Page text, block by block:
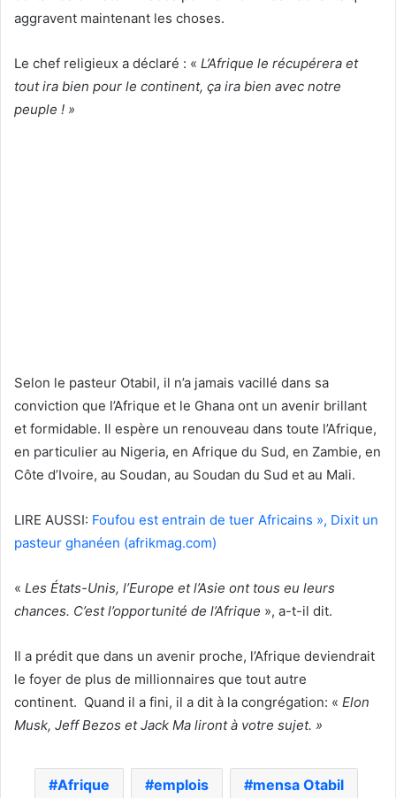
aggravent maintenant les choses.
Le chef religieux a déclaré : « L’Afrique le récupérera et
tout ira bien pour le continent, ça ira bien avec notre
peuple ! »
Selon le pasteur Otabil, il n’a jamais vacillé dans sa
conviction que l’Afrique et le Ghana ont un avenir brillant
et formidable. Il espère un renouveau dans toute l’Afrique,
en particulier au Nigeria, en Afrique du Sud, en Zambie, en
Côte d’Ivoire, au Soudan, au Soudan du Sud et au Mali.
LIRE AUSSI: Foufou est entrain de tuer Africains », Dixit un
pasteur ghanéen (afrikmag.com)
« Les États-Unis, l’Europe et l’Asie ont tous eu leurs
chances. C’est l’opportunité de l’Afrique », a-t-il dit.
Il a prédit que dans un avenir proche, l’Afrique deviendrait
le foyer de plus de millionnaires que tout autre
continent. Quand il a fini, il a dit à la congrégation: « Elon
Musk, Jeff Bezos et Jack Ma liront à votre sujet. »
Afrique emplois mensa Otabil